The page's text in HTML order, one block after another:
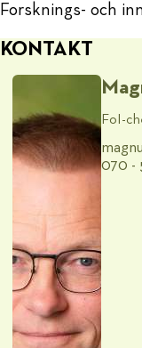
Forsknings- och
KONTAKT
FoI-
070 -